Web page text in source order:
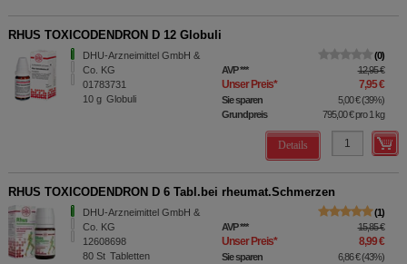
RHUS TOXICODENDRON D 12 Globuli
DHU-Arzneimittel GmbH &
Co. KG
01783731
10 g Globuli
0
AVP*** 12,95 €
Unser Preis* 7,95 €
Sie sparen 5,00 €(39%)
Grundpreis
795,00 €pro 1 kg
Details
RHUS TOXICODENDRON D 6 Tabl.bei rheumat.Schmerzen
DHU-Arzneimittel GmbH &
Co. KG
12608698
80 St Tabletten
1
AVP*** 15,85 €
Unser Preis* 8,99 €
Sie sparen 6,86 €(43%)